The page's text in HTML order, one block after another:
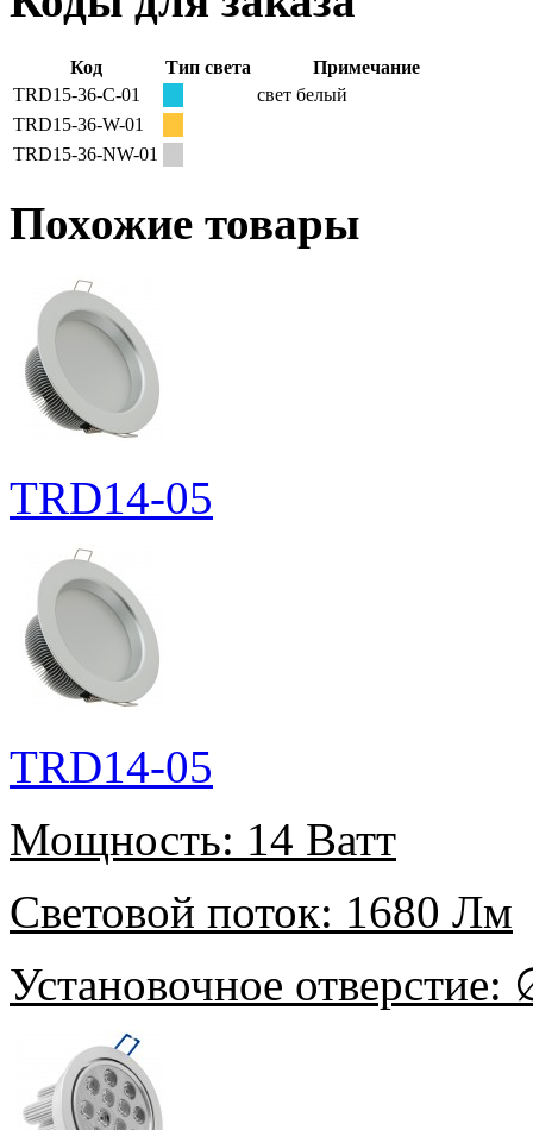
Код Тип света
Примечание
TRD15-36-C-01
свет белый
TRD15-36-W-01
TRD15-36-NW-01
Похожие товары
TRD14-05
TRD14-05
Мощность: 14 Ватт
Световой поток: 1680 Лм
Установочное отверстие: